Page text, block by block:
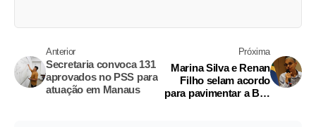
Anterior
Secretaria convoca 131
aprovados no PSS para
atuação em Manaus
Próxima
Marina Silva e Renan
Filho selam acordo
para pavimentar a BR-